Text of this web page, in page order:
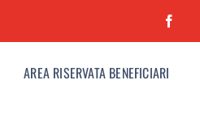
AREA RISERVATA BENEFICIARI